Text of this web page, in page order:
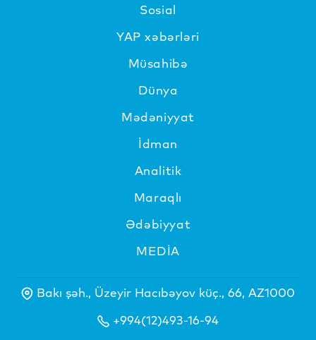
Sosial
YAP xəbərləri
Müsahibə
Dünya
Mədəniyyat
İdman
Analitik
Maraqlı
Ədəbiyyat
MEDİA
Bakı şəh., Üzeyir Hacıbəyov küç., 66, AZ1000
+994(12)493-16-94